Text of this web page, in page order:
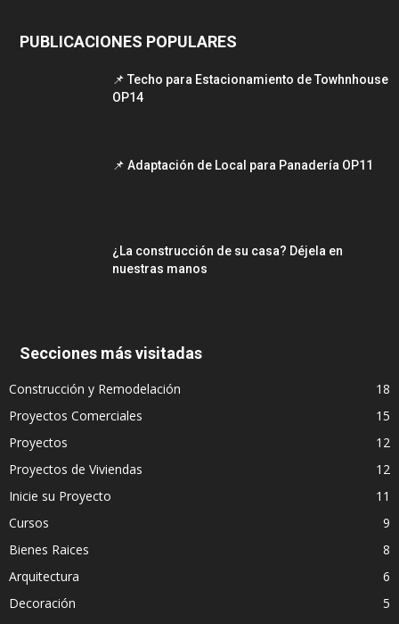
PUBLICACIONES POPULARES
📌 Techo para Estacionamiento de Towhnhouse
OP14
📌 Adaptación de Local para Panadería OP11
¿La construcción de su casa? Déjela en
nuestras manos
Secciones más visitadas
Construcción y Remodelación
18
Proyectos Comerciales
15
Proyectos
12
Proyectos de Viviendas
12
Inicie su Proyecto
11
Cursos
9
Bienes Raices
8
Arquitectura
6
Decoración
5